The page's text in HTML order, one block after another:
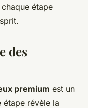
étape
des
premium est un
étape révèle la